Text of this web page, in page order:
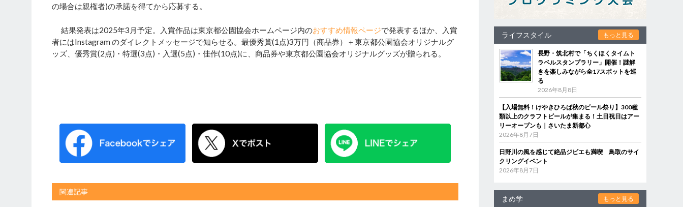
の場合は親権者)の承諾を得てから応募する。
結果発表は2025年3月予定。入賞作品は東京都公園協会ホームページ内のおすすめ情報ページで発表するほか、入賞
者にはInstagram のダイレクトメッセージで知らせる。最優秀賞(1点)3万円（商品券）＋東京都公園協会オリジナルグ
ッズ、優秀賞(2点)・特選(3点)・入選(5点)・佳作(10点)に、商品券や東京都公園協会オリジナルグッズが贈られる。
関連記事
ライフスタイル もっと見る
長野・筑北村で「ちくほくタイムト
ラベルスタンプラリー」開催！謎解
きを楽しみながら全17スポットを巡
る
2026年8月8日
【入場無料！けやきひろば秋のビール祭り】300種
類以上のクラフトビールが集まる！土日祝日はアー
リーオープンも｜さいたま新都心
2026年8月7日
日野川の風を感じて絶品ジビエも満喫 鳥取のサイ
クリングイベント
2026年8月7日
まめ学 もっと見る